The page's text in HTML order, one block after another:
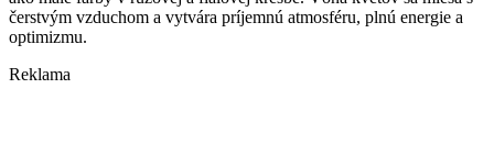
čerstvým vzduchom a vytvára príjemnú atmosféru, plnú energie a
optimizmu.
Reklama